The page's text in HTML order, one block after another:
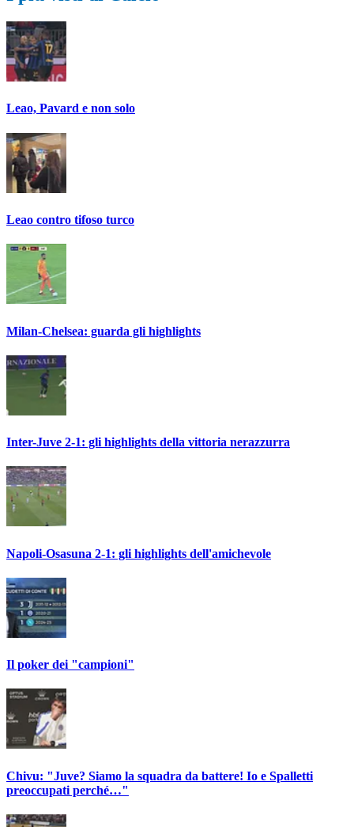
Leao, Pavard e non solo
Leao contro tifoso turco
Milan-Chelsea: guarda gli highlights
Inter-Juve 2-1: gli highlights della vittoria nerazzurra
Napoli-Osasuna 2-1: gli highlights dell'amichevole
Il poker dei "campioni"
Chivu: "Juve? Siamo la squadra da battere! Io e Spalletti
preoccupati perché…"